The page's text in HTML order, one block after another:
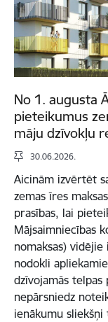
No 1. augusta
pieteikumus
māju dzīvokļu
30.06.2026.
Aicinām izvērtēt
zemas īres
prasības, lai
Mājsaimniecības
nomaksas)
nodokli
dzīvojamās telpas
nepārsniedz
ienākumu